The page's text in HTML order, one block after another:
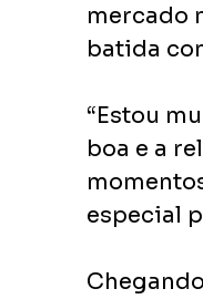
mercado
batida
“Estou
boa e a
especial